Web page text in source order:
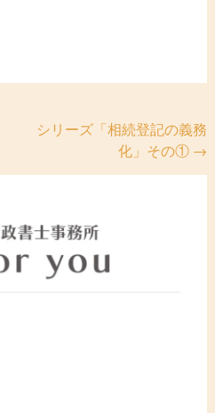
シリーズ「相続登記の義務
化」その① →